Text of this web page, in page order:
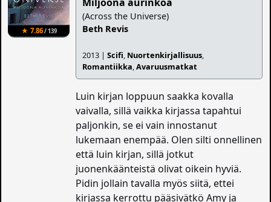
★ 7.86/ 139
(Across the Universe)
Beth Revis
2013 |Scifi, Nuortenkirjallisuus,
Romantiikka,Avaruusmatkat
Luin kirjan loppuun saakka kovalla
vaivalla, sillä vaikka kirjassa tapahtui
paljonkin, se ei vain innostanut
lukemaan enempää. Olen silti onnellinen
että luin kirjan, sillä jotkut
juonenkäänteistä olivat oikein hyviä.
Pidin jollain tavalla myös siitä, ettei
kirjassa kerrottu pääsivätkö Amy ja